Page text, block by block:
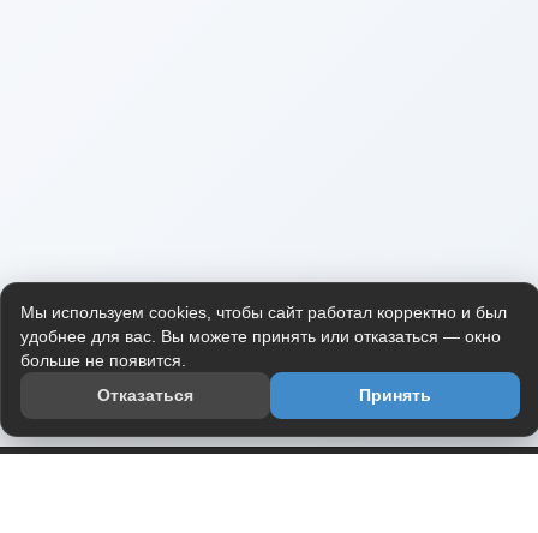
Мы используем cookies, чтобы сайт работал корректно и был
удобнее для вас. Вы можете принять или отказаться — окно
больше не появится.
Отказаться
Принять